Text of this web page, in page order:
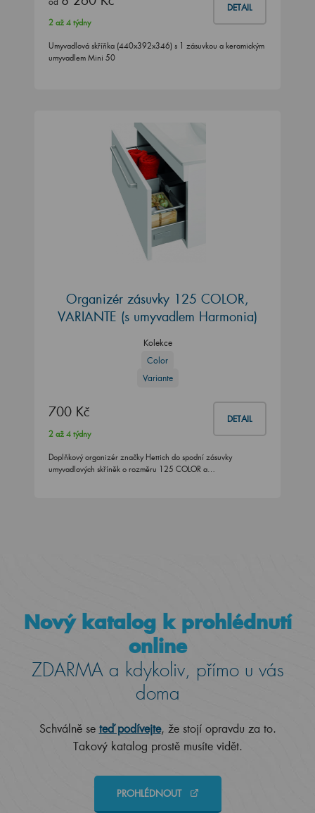
DETAIL
2 až 4 týdny
Umyvadlová skříňka (440x392x346) s 1 zásuvkou a keramickým
umyvadlem Mini 50
Organizér zásuvky 125 COLOR,
VARIANTE (s umyvadlem Harmonia)
Kolekce
Color
Variante
700 Kč DETAIL
2 až 4 týdny
Doplňkový organizér značky Hettich do spodní zásuvky
umyvadlových skříněk o rozměru 125 COLOR a…
Nový katalog k prohlédnutí
online
ZDARMA a kdykoliv, přímo u vás
doma
Schválně se teď podívejte, že stojí opravdu za to.
Takový katalog prostě musíte vidět.
PROHLÉDNOUT